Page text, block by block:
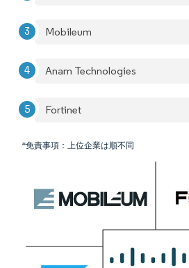
Mobileum
Anam Technologies
Fortinet
*免責事項：上位企業は順不同